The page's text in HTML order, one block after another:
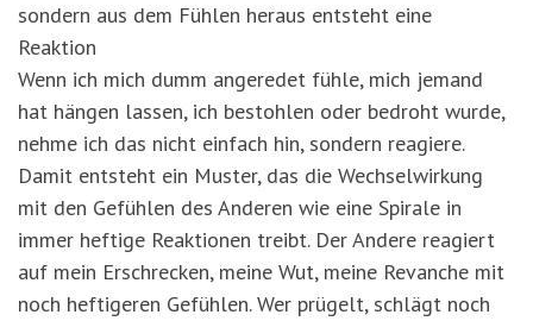
sondern aus dem Fühlen heraus entsteht eine
Reaktion
Wenn ich mich dumm angeredet fühle, mich jemand
hat hängen lassen, ich bestohlen oder bedroht wurde,
nehme ich das nicht einfach hin, sondern reagiere.
Damit entsteht ein Muster, das die Wechselwirkung
mit den Gefühlen des Anderen wie eine Spirale in
immer heftige Reaktionen treibt. Der Andere reagiert
auf mein Erschrecken, meine Wut, meine Revanche mit
noch heftigeren Gefühlen. Wer prügelt, schlägt noch